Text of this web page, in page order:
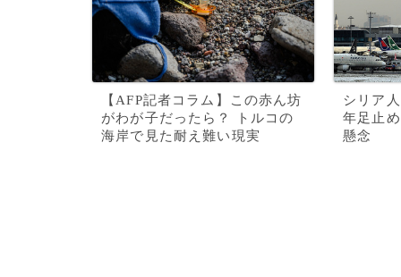
【AFP記者コラム】この赤ん坊
がわが子だったら？ トルコの
海岸で見た耐え難い現実
シリア
年足止
懸念